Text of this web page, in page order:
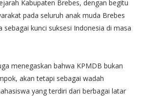
Kabupaten Brebes, dengan begitu
pada seluruh anak muda Brebes
sebagai kunci suksesi Indonesia di masa
menegaskan bahwa KPMDB bukan
akan tetapi sebagai wadah
yang terdiri dari berbagai latar